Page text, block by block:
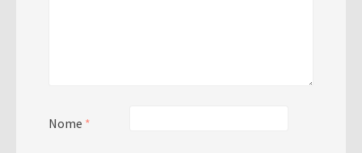
Nome *